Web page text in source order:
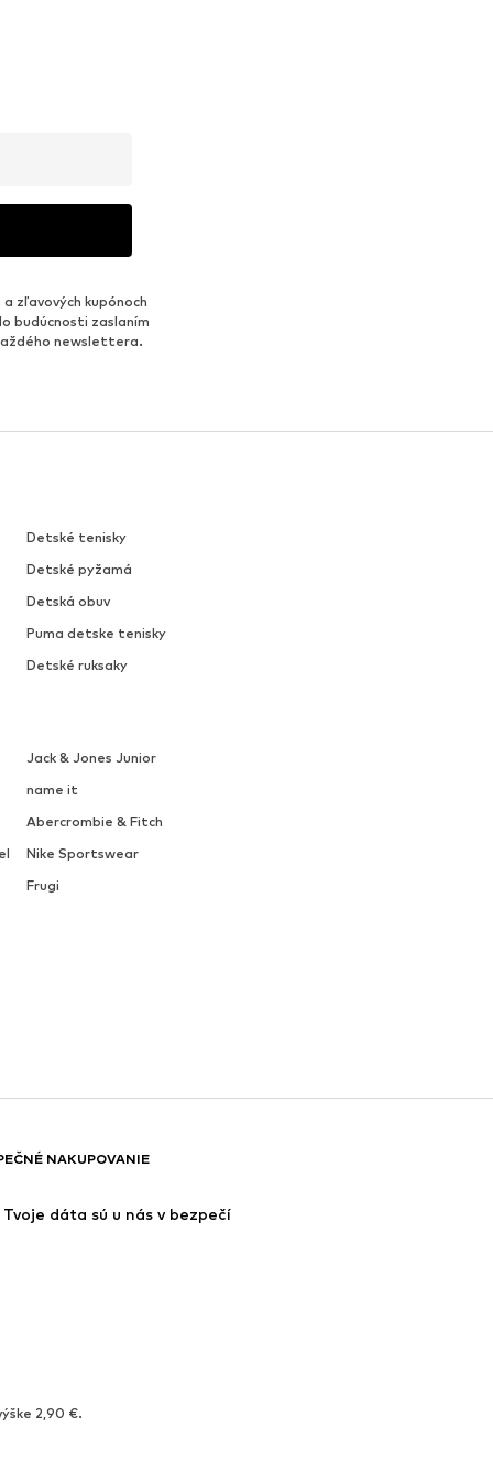
zľavových kupónoch
budúcnosti zaslaním
newslettera.
Detské tenisky
Detské pyžamá
Detská obuv
Puma detske tenisky
Detské ruksaky
Jack & Jones Junior
name it
Abercrombie & Fitch
Nike Sportswear
Frugi
NAKUPOVANIE
Tvoje dáta sú u nás v bezpečí
2,90 €.